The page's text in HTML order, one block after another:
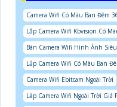
Camera Wifi Có Màu Ban Đêm
Lắp Camera Wifi Kbvision Có
Bán Camera Wifi Hình Ảnh
Lắp Camera Wifi Có Màu Ban
Camera Wifi Ebitcam Ngoài Trời
Lắp Camera Wifi Ngoài Trời Giá